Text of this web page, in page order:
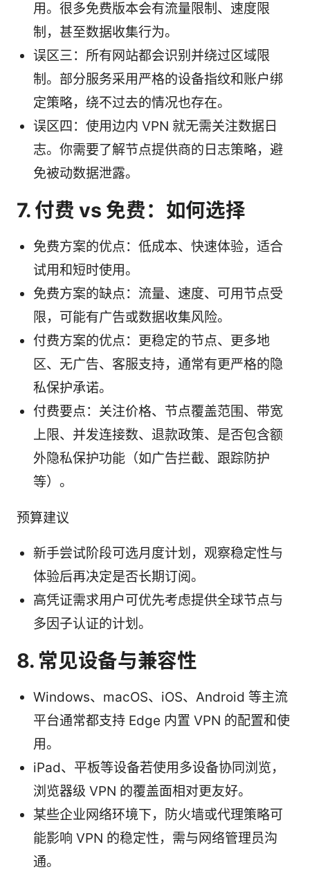
用。很多免费版本会有流量限制、速度限
制，甚至数据收集行为。
误区三：所有网站都会识别并绕过区域限
制。部分服务采用严格的设备指纹和账户绑
定策略，绕不过去的情况也存在。
误区四：使用边内 VPN 就无需关注数据日
志。你需要了解节点提供商的日志策略，避
免被动数据泄露。
7. 付费 vs 免费：如何选择
免费方案的优点：低成本、快速体验，适合
试用和短时使用。
免费方案的缺点：流量、速度、可用节点受
限，可能有广告或数据收集风险。
付费方案的优点：更稳定的节点、更多地
区、无广告、客服支持，通常有更严格的隐
私保护承诺。
付费要点：关注价格、节点覆盖范围、带宽
上限、并发连接数、退款政策、是否包含额
外隐私保护功能（如广告拦截、跟踪防护
等）。
预算建议
新手尝试阶段可选月度计划，观察稳定性与
体验后再决定是否长期订阅。
高凭证需求用户可优先考虑提供全球节点与
多因子认证的计划。
8. 常见设备与兼容性
Windows、macOS、iOS、Android 等主流
平台通常都支持 Edge 内置 VPN 的配置和使
用。
iPad、平板等设备若使用多设备协同浏览，
浏览器级 VPN 的覆盖面相对更友好。
某些企业网络环境下，防火墙或代理策略可
能影响 VPN 的稳定性，需与网络管理员沟
通。